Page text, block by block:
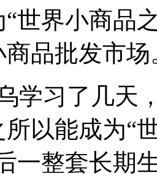
“世界小商品
品批发市场
学习了几天
以能成为“
一整套长期